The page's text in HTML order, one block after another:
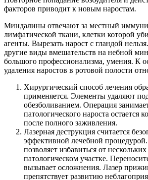
факторов приводит к новым наростам.
Миндалины отвечают за местный
лимфатической ткани, клетки которой
агенты. Вырезать нарост с гландой
другие виды вмешательств на небной
большого профессионализма, умения. К
удаления наростов в ротовой полости
Хирургический способ лечения
применяется. Элементы удаляют
обезболиванием. Операция
патологического нароста остается
после полного заживления.
Лазерная деструкция считается
эффективной лечебной
позволяет избавиться от
патологическом участке.
вызывает осложнения. Лазер
препятствует развитию